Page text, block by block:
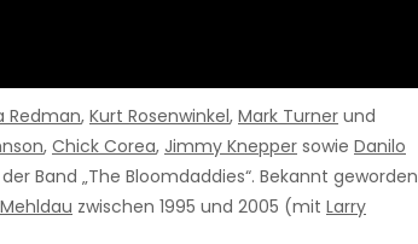
Redman, Kurt Rosenwinkel, Mark Turner und
, Chick Corea, Jimmy Knepper sowie Danilo
Band „The Bloomdaddies“. Bekannt geworden
zwischen 1995 und 2005 (mit Larry